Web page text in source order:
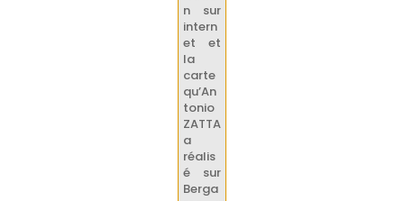
n sur
intern
et et
la
carte
qu’An
tonio
ZATTA
a
réalis
é sur
Berga